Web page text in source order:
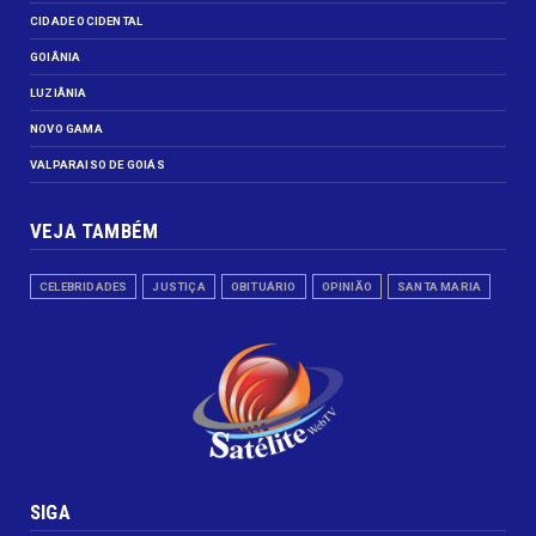
CIDADE OCIDENTAL
GOIÂNIA
LUZIÂNIA
NOVO GAMA
VALPARAISO DE GOIÁS
VEJA TAMBÉM
CELEBRIDADES JUSTIÇA OBITUÁRIO OPINIÃO SANTA MARIA
SIGA